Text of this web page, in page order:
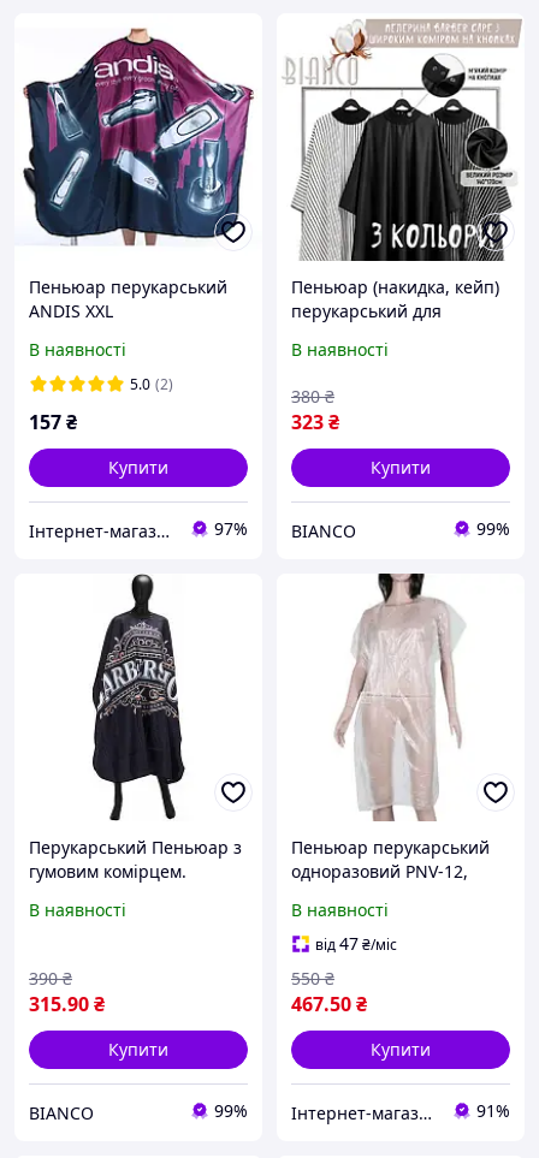
Пеньюар перукарський
ANDIS XXL
В наявності
5.0 (2)
157₴
Купити
Інтернет-магазин "Жіночий Рай" 97%
Пеньюар (накидка, кейп)
перукарський для
на кнопках (шт) Кольори
В наявності
323₴
380 ₴
Купити
BIANCO 99%
Перукарський Пеньюар з
гумовим комірцем.
стрижки Barber Гумовий
Чорний
В наявності
315.90₴
390 ₴
Купити
BIANCO 99%
Пеньюар перукарський
одноразовий PNV-12,
В наявності
від47₴/міс
467.50₴
550 ₴
Купити
Інтернет-магазин CELEBRITY 91%